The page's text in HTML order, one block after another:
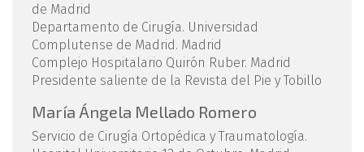
de Madrid
Departamento de Cirugía. Universidad
Complutense de Madrid. Madrid
Complejo Hospitalario Quirón Ruber. Madrid
Presidente saliente de la Revista del Pie y Tobillo
María Ángela Mellado Romero
Servicio de Cirugía Ortopédica y Traumatología.